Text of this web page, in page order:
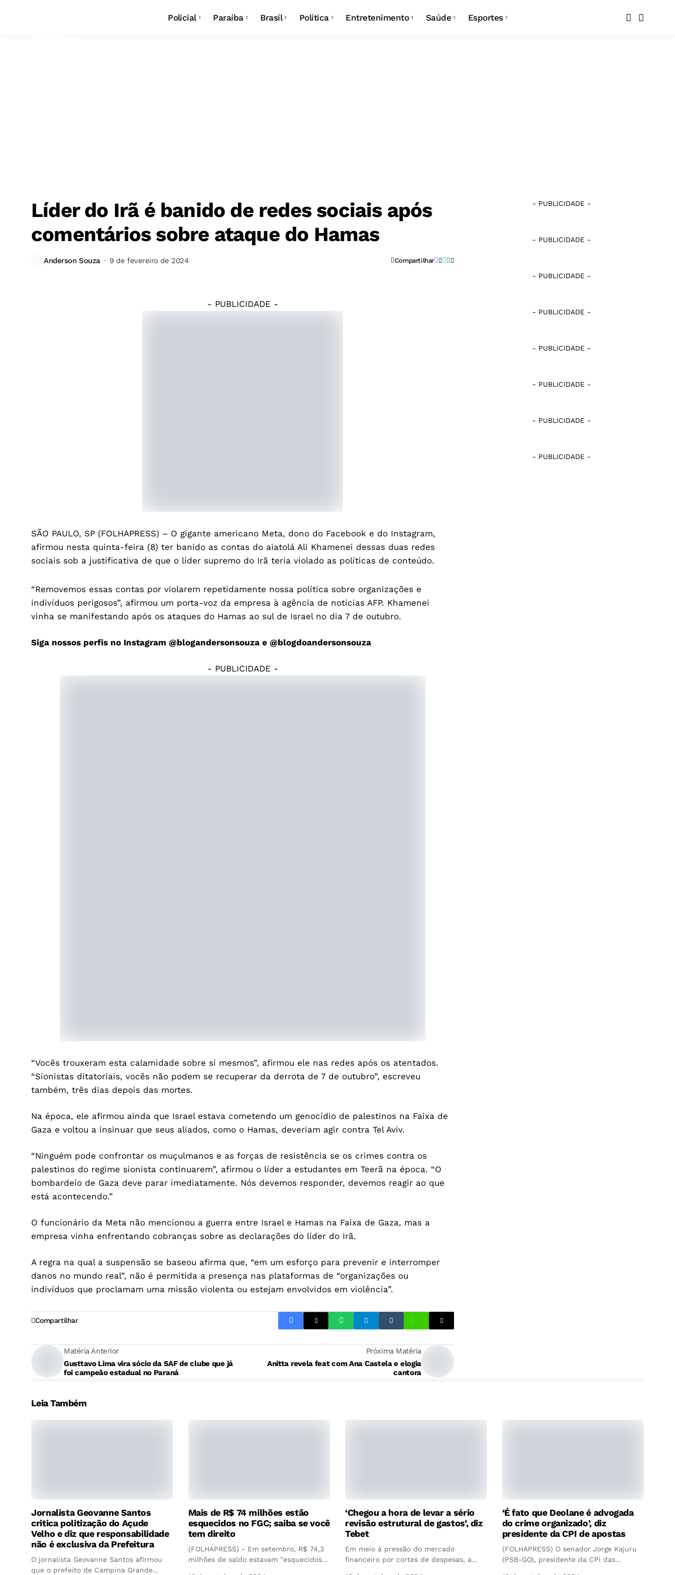
Policial Paraíba Brasil Política Entretenimento Saúde Esportes
Serra Branca
Campina Grande Eleições Carnaval
Serra Branca
Líder do Irã é banido de redes sociais após
comentários sobre ataque do Hamas
Anderson Souza 9 de fevereiro de 2024 Compartilhar
- PUBLICIDADE -
SÃO PAULO, SP (FOLHAPRESS) – O gigante americano Meta, dono do Facebook e do Instagram,
afirmou nesta quinta-feira (8) ter banido as contas do aiatolá Ali Khamenei dessas duas redes
sociais sob a justificativa de que o líder supremo do Irã teria violado as políticas de conteúdo.
“Removemos essas contas por violarem repetidamente nossa política sobre organizações e
indivíduos perigosos”, afirmou um porta-voz da empresa à agência de notícias AFP. Khamenei
vinha se manifestando após os ataques do Hamas ao sul de Israel no dia 7 de outubro.
Siga nossos perfis no Instagram @blogandersonsouza e @blogdoandersonsouza
- PUBLICIDADE -
“Vocês trouxeram esta calamidade sobre si mesmos”, afirmou ele nas redes após os atentados.
“Sionistas ditatoriais, vocês não podem se recuperar da derrota de 7 de outubro”, escreveu
também, três dias depois das mortes.
Na época, ele afirmou ainda que Israel estava cometendo um genocídio de palestinos na Faixa de
Gaza e voltou a insinuar que seus aliados, como o Hamas, deveriam agir contra Tel Aviv.
“Ninguém pode confrontar os muçulmanos e as forças de resistência se os crimes contra os
palestinos do regime sionista continuarem”, afirmou o líder a estudantes em Teerã na época. “O
bombardeio de Gaza deve parar imediatamente. Nós devemos responder, devemos reagir ao que
está acontecendo.”
O funcionário da Meta não mencionou a guerra entre Israel e Hamas na Faixa de Gaza, mas a
empresa vinha enfrentando cobranças sobre as declarações do líder do Irã.
A regra na qual a suspensão se baseou afirma que, “em um esforço para prevenir e interromper
danos no mundo real”, não é permitida a presença nas plataformas de “organizações ou
indivíduos que proclamam uma missão violenta ou estejam envolvidos em violência”.
Compartilhar
Matéria Anterior
Gusttavo Lima vira sócio da SAF de clube que já
foi campeão estadual no Paraná
Próxima Matéria
Anitta revela feat com Ana Castela e elogia
cantora
- PUBLICIDADE -
- PUBLICIDADE -
- PUBLICIDADE -
- PUBLICIDADE -
- PUBLICIDADE -
- PUBLICIDADE -
- PUBLICIDADE -
- PUBLICIDADE -
Leia Também
Jornalista Geovanne Santos
critica politização do Açude
Velho e diz que responsabilidade
não é exclusiva da Prefeitura
O jornalista Geovanne Santos afirmou
que o prefeito de Campina Grande
Mais de R$ 74 milhões estão
esquecidos no FGC; saiba se você
tem direito
(FOLHAPRESS) - Em setembro, R$ 74,3
milhões de saldo estavam "esquecidos"
‘Chegou a hora de levar a sério
revisão estrutural de gastos’, diz
Tebet
Em meio à pressão do mercado
financeiro por cortes de despesas, a...
‘É fato que Deolane é advogada
do crime organizado’, diz
presidente da CPI de apostas
(FOLHAPRESS) O senador Jorge Kajuru
(PSB-GO), presidente da CPI das